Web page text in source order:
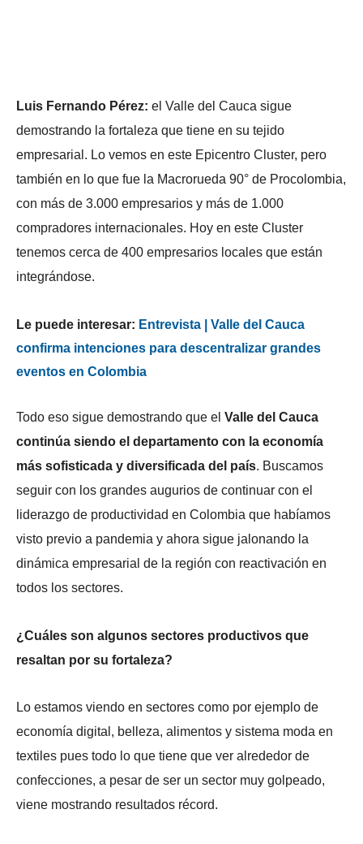
Luis Fernando Pérez: el Valle del Cauca sigue
demostrando la fortaleza que tiene en su tejido
empresarial. Lo vemos en este Epicentro Cluster, pero
también en lo que fue la Macrorueda 90° de Procolombia,
con más de 3.000 empresarios y más de 1.000
compradores internacionales. Hoy en este Cluster
tenemos cerca de 400 empresarios locales que están
integrándose.
Le puede interesar: Entrevista | Valle del Cauca
confirma intenciones para descentralizar grandes
eventos en Colombia
Todo eso sigue demostrando que el Valle del Cauca
continúa siendo el departamento con la economía
más sofisticada y diversificada del país. Buscamos
seguir con los grandes augurios de continuar con el
liderazgo de productividad en Colombia que habíamos
visto previo a pandemia y ahora sigue jalonando la
dinámica empresarial de la región con reactivación en
todos los sectores.
¿Cuáles son algunos sectores productivos que
resaltan por su fortaleza?
Lo estamos viendo en sectores como por ejemplo de
economía digital, belleza, alimentos y sistema moda en
textiles pues todo lo que tiene que ver alrededor de
confecciones, a pesar de ser un sector muy golpeado,
viene mostrando resultados récord.